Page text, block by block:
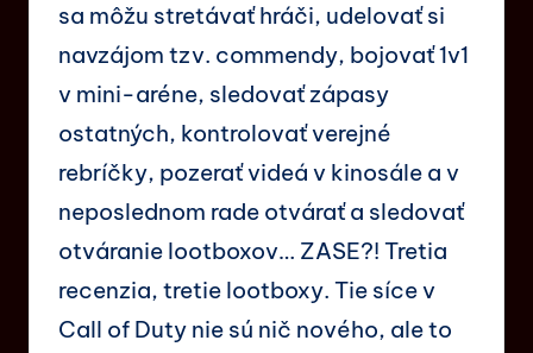
sa môžu stretávať hráči, udelovať si
navzájom tzv. commendy, bojovať 1v1
v mini-aréne, sledovať zápasy
ostatných, kontrolovať verejné
rebríčky, pozerať videá v kinosále a v
neposlednom rade otvárať a sledovať
otváranie lootboxov… ZASE?! Tretia
recenzia, tretie lootboxy. Tie síce v
Call of Duty nie sú nič nového, ale to